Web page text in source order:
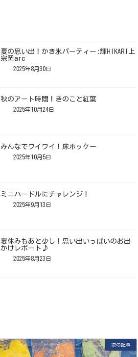
夏の思い出！かき氷パーティー:輝HIKARI上
宗岡arc
2025年8月30日
秋のアート時間！きのこと紅葉
2025年10月24日
みんなでワイワイ！床ホッケー
2025年10月5日
ミニハードルにチャレンジ！
2025年9月13日
夏休みもあと少し！思い出いっぱいのお出
かけレポート♪
2025年8月23日
次の記事